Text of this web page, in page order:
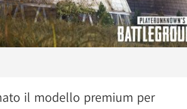
il modello premium per